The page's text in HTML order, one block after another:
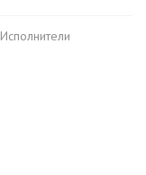
Исполнители